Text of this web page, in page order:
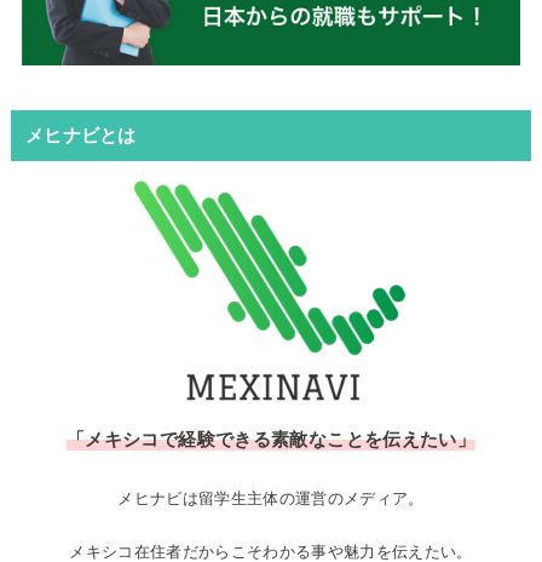
メヒナビとは
「メキシコで経験できる素敵なことを伝えたい」
メヒナビは留学生主体の運営のメディア。
メキシコ在住者だからこそわかる事や魅力を伝えたい。